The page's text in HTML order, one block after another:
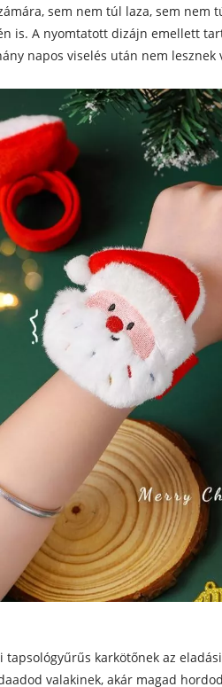
sem nem túl laza, sem nem
is. A nyomtatott dizájn emellett
napos viselés után nem lesznek
tapsológyűrűs karkötőnek az
valakinek, akár magad